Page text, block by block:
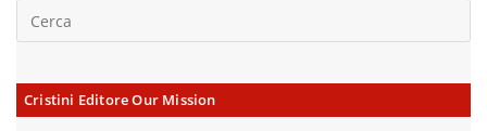
Cristini Editore Our Mission